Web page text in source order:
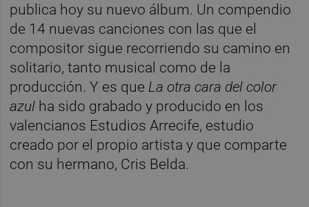
publica hoy su nuevo álbum. Un compendio
de 14 nuevas canciones con las que el
compositor sigue recorriendo su camino en
solitario, tanto musical como de la
producción. Y es que La otra cara del color
azul ha sido grabado y producido en los
valencianos Estudios Arrecife, estudio
creado por el propio artista y que comparte
con su hermano, Cris Belda.